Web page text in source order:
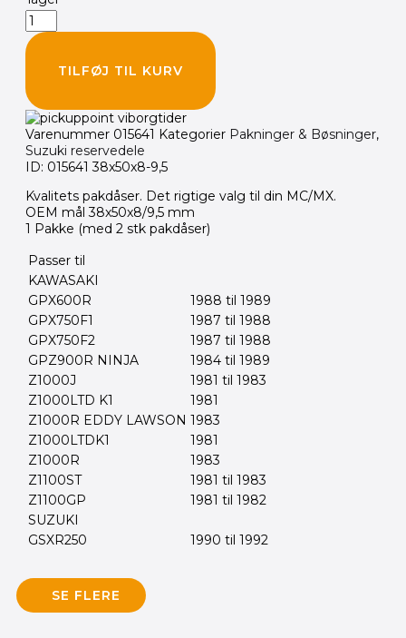
TILFØJ TIL KURV
Varenummer 015641 Kategorier Pakninger & Bøsninger,
Suzuki reservedele
ID: 015641 38x50x8-9,5
Kvalitets pakdåser. Det rigtige valg til din MC/MX.
OEM mål 38x50x8/9,5 mm
1 Pakke (med 2 stk pakdåser)
Passer til
KAWASAKI
GPX600R
1988 til 1989
GPX750F1
1987 til 1988
GPX750F2
1987 til 1988
GPZ900R NINJA
1984 til 1989
Z1000J
1981 til 1983
Z1000LTD K1
1981
Z1000R EDDY LAWSON 1983
Z1000LTDK1
1981
Z1000R
1983
Z1100ST
1981 til 1983
Z1100GP
1981 til 1982
SUZUKI
GSXR250
1990 til 1992
SE FLERE